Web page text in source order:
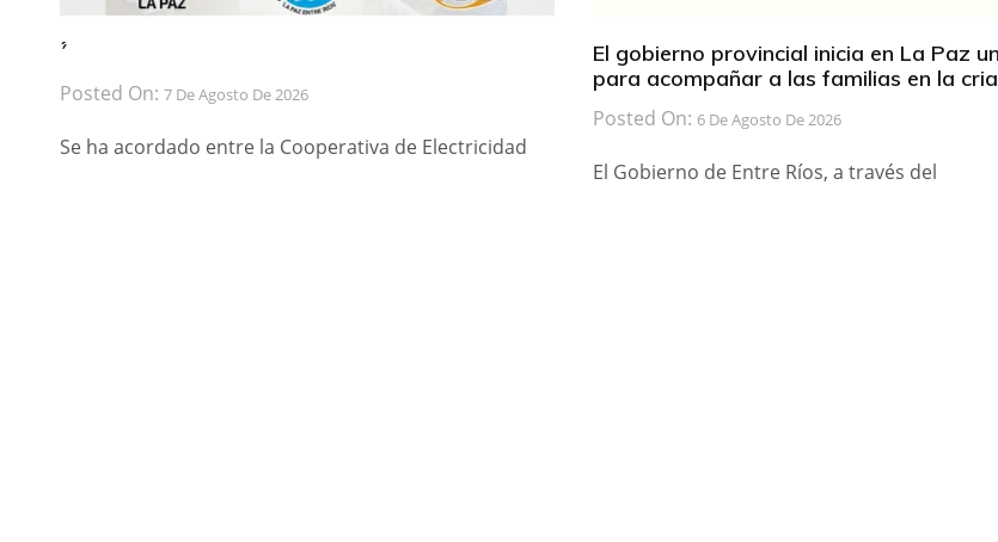
́ ́
Posted On: 7 De Agosto De 2026
Se ha acordado entre la Cooperativa de Electricidad
El gobierno provincial inicia en La Paz
para acompañar a las familias en la
Posted On: 6 De Agosto De 2026
El Gobierno de Entre Ríos, a través del